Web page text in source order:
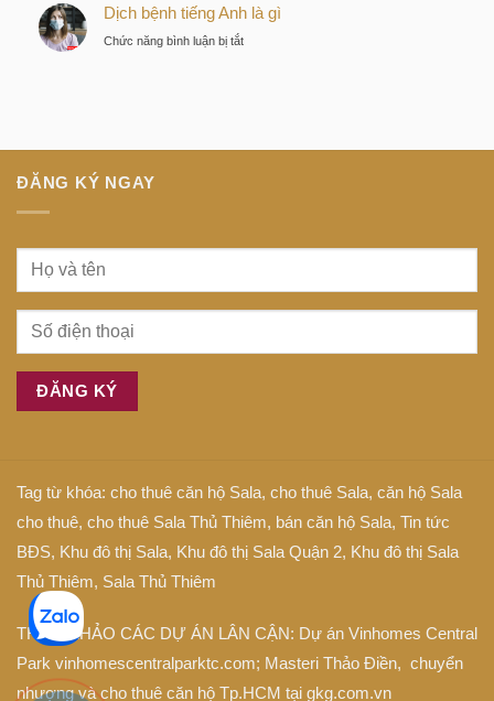
tư
dịch
Dịch bệnh tiếng Anh là gì
Chức năng bình luận bị tắtở
là
ĐĂNG KÝ NGAY
Tag từ khóa: cho thuê căn hộ Sala, cho thuê Sala, căn hộ Sala
cho thuê, cho thuê Sala Thủ Thiêm, bán căn hộ Sala, Tin tức
BĐS, Khu đô thị Sala, Khu đô thị Sala Quận 2, Khu đô thị Sala
Thủ Thiêm, Sala Thủ Thiêm
THAM KHẢO CÁC DỰ ÁN LÂN CẬN: Dự án Vinhomes Central
Park vinhomescentralparktc.com; Masteri Thảo Điền, chuyển
nhượng và cho thuê căn hộ Tp.HCM tại gkg.com.vn